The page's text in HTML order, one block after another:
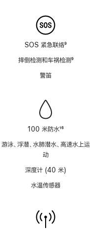
SOS 紧急联络9
摔倒检测和车祸检测9
警笛
100 米防水16
游泳、浮潜、水肺潜水、高速水上运
动
深度计 (40 米)
水温传感器